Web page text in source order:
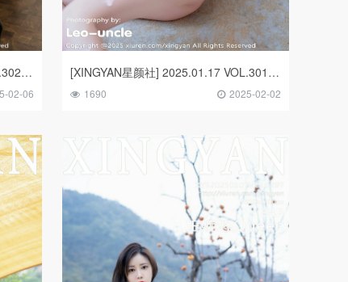
[XINGYAN星颜社] 2025.01.22 VOL.302 李若汐ci
02-06
[XINGYAN星颜社] 2025.01.17 VOL.301 潘思沁
1690 2025-02-02